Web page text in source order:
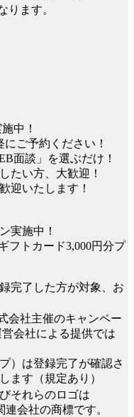
ります。
中！
ご予約ください！
面談」を選ぶだけ！
たい方、大歓迎！
迎いたします！
実施中！
フトカード3,000円分プ
完了した方が対象、お
会社主催のキャンペー
会社による提供では
）は登録完了が確認さ
ます（規定あり）
それらのロゴは
連会社の商標です。